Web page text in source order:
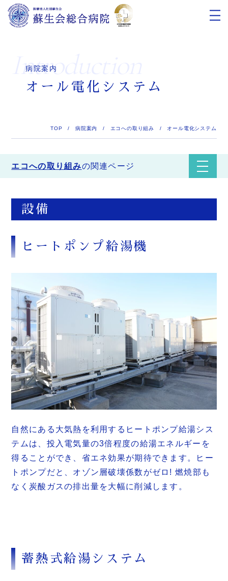
introduction
病院案内
オール電化システム
TOP / 病院案内 / エコへの取り組み / オール電化システム
エコへの取り組みの関連ページ
設備
ヒートポンプ給湯機
自然にある大気熱を利用するヒートポンプ給湯シス
テムは、投入電気量の3倍程度の給湯エネルギーを
得ることができ、省エネ効果が期待できます。ヒー
トポンプだと、オゾン層破壊係数がゼロ! 燃焼部も
なく炭酸ガスの排出量を大幅に削減します。
蓄熱式給湯システム